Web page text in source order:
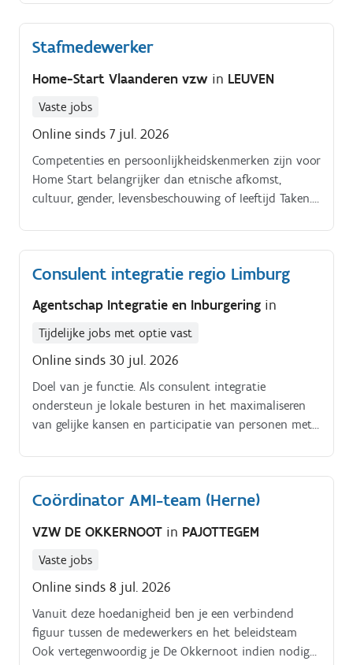
Stafmedewerker
Home-Start Vlaanderen vzw in LEUVEN
Vaste jobs
Online sinds 7 jul. 2026
Competenties en persoonlijkheidskenmerken zijn voor
Home Start belangrijker dan etnische afkomst,
cultuur, gender, levensbeschouwing of Ieeftijd Taken.
Consulent integratie regio Limburg
Agentschap Integratie en Inburgering in
Tijdelijke jobs met optie vast
Online sinds 30 jul. 2026
Doel van je functie. Als consulent integratie
ondersteun je lokale besturen in het maximaliseren
van gelijke kansen en participatie van personen met
inburgering.be/nl/socialecohesie#basispakket) en de
verdiepende dienstverlening sociale cohesie.
Coördinator AMI-team (Herne)
VZW DE OKKERNOOT in PAJOTTEGEM
Vaste jobs
Online sinds 8 jul. 2026
Vanuit deze hoedanigheid ben je een verbindend
figuur tussen de medewerkers en het beleidsteam
Ook vertegenwoordig je De Okkernoot indien nodig